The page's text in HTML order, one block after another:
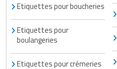
Etiquettes pour boucheries
Etiquettes pour
boulangeries
Etiquettes pour crémeries